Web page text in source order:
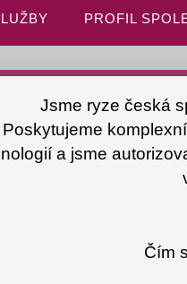
PROFIL
Jsme ryze česká
Poskytujeme
a jsme
Čím